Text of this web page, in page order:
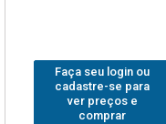
Faça seu login ou
cadastre-se para
ver preços e
comprar